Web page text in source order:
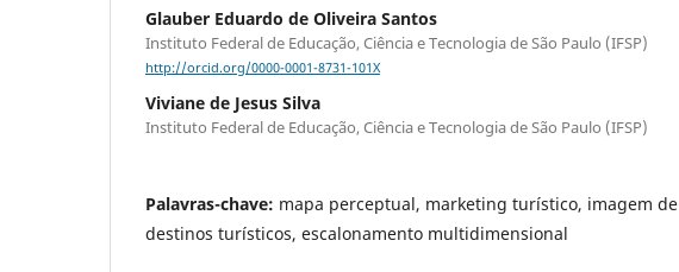
Glauber Eduardo de Oliveira Santos
Instituto Federal de Educação, Ciência e Tecnologia de São Paulo (IFSP)
http://orcid.org/0000-0001-8731-101X
Viviane de Jesus Silva
Instituto Federal de Educação, Ciência e Tecnologia de São Paulo (IFSP)
Palavras-chave: mapa perceptual, marketing turístico, imagem de
destinos turísticos, escalonamento multidimensional